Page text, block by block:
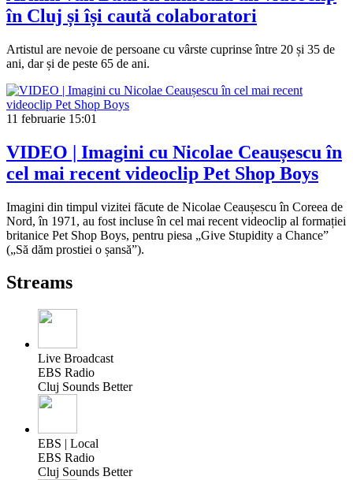
în Cluj și își caută colaboratori
Artistul are nevoie de persoane cu vârste cuprinse între 20 și 35 de
ani, dar și de peste 65 de ani.
11 februarie 15:01
VIDEO | Imagini cu Nicolae Ceaușescu în
cel mai recent videoclip Pet Shop Boys
Imagini din timpul vizitei făcute de Nicolae Ceaușescu în Coreea de
Nord, în 1971, au fost incluse în cel mai recent videoclip al formației
britanice Pet Shop Boys, pentru piesa „Give Stupidity a Chance”
(„Să dăm prostiei o șansă”).
Streams
Live Broadcast
EBS Radio
Cluj Sounds Better
EBS | Local
EBS Radio
Cluj Sounds Better